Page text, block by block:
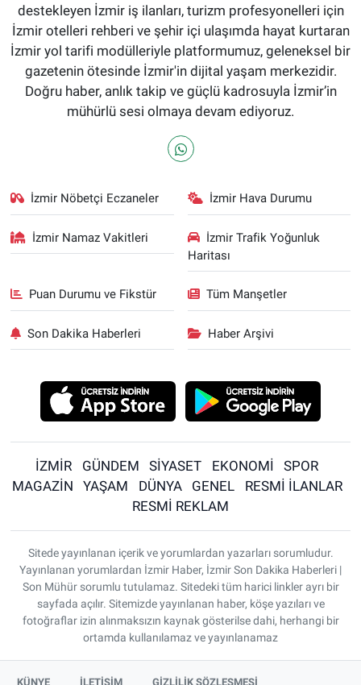
destekleyen İzmir iş ilanları, turizm profesyonelleri için
İzmir otelleri rehberi ve şehir içi ulaşımda hayat kurtaran
İzmir yol tarifi modülleriyle platformumuz, geleneksel bir
gazetenin ötesinde İzmir'in dijital yaşam merkezidir.
Doğru haber, anlık takip ve güçlü kadrosuyla İzmir’in
mühürlü sesi olmaya devam ediyoruz.
İzmir Nöbetçi Eczaneler İzmir Hava Durumu
İzmir Namaz Vakitleri
İzmir Trafik Yoğunluk
Haritası
Puan Durumu ve Fikstür Tüm Manşetler
Son Dakika Haberleri Haber Arşivi
İZMİR GÜNDEM SİYASET EKONOMİ
SPOR
MAGAZİN
YAŞAM DÜNYA GENEL
RESMİ İLANLAR
RESMİ REKLAM
Sitede yayınlanan içerik ve yorumlardan yazarları sorumludur.
Yayınlanan yorumlardan İzmir Haber, İzmir Son Dakika Haberleri |
Son Mühür sorumlu tutulamaz. Sitedeki tüm harici linkler ayrı bir
sayfada açılır. Sitemizde yayınlanan haber, köşe yazıları ve
fotoğraflar izin alınmaksızın kaynak gösterilse dahi, herhangi bir
ortamda kullanılamaz ve yayınlanamaz
KÜNYE İLETİŞİM GİZLİLİK SÖZLEŞMESİ